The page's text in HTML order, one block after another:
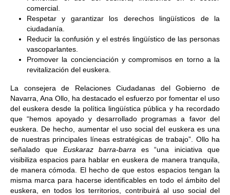
comercial.
Respetar y garantizar los derechos lingüísticos de la
ciudadanía.
Reducir la confusión y el estrés lingüístico de las personas
vascoparlantes.
Promover la concienciación y compromisos en torno a la
revitalización del euskera.
La consejera de Relaciones Ciudadanas del Gobierno de
Navarra, Ana Ollo, ha destacado el esfuerzo por fomentar el uso
del euskera desde la política lingüística pública y ha recordado
que “hemos apoyado y desarrollado programas a favor del
euskera. De hecho, aumentar el uso social del euskera es una
de nuestras principales líneas estratégicas de trabajo”. Ollo ha
señalado que Euskaraz barra-barra es “una iniciativa que
visibiliza espacios para hablar en euskera de manera tranquila,
de manera cómoda. El hecho de que estos espacios tengan la
misma marca para hacerse identificables en todo el ámbito del
euskera, en todos los territorios, contribuirá al uso social del